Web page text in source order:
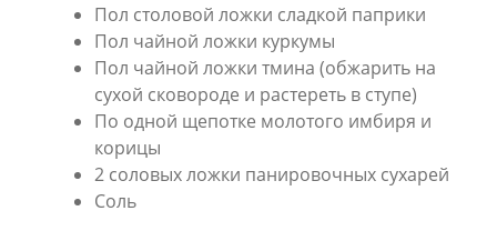
Пол столовой ложки сладкой паприки
Пол чайной ложки куркумы
Пол чайной ложки тмина (обжарить на
сухой сковороде и растереть в ступе)
По одной щепотке молотого имбиря и
корицы
2 соловых ложки панировочных сухарей
Соль